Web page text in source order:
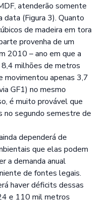
atenderão somente
(Figura 3). Quanto
de madeira em tora
provenha de um
2010 – ano em que a
milhões de metros
movimentou apenas 3,7
GF1) no mesmo
é muito provável que
no segundo semestre de
dependerá de
que elas podem
a demanda anual
de fontes legais.
haver déficits dessas
e 110 mil metros